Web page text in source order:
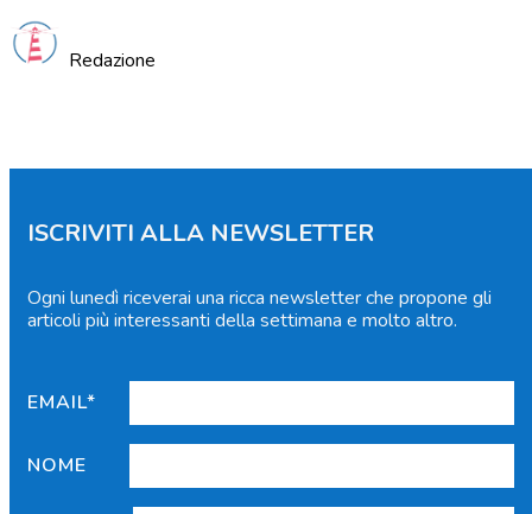
Redazione
ISCRIVITI ALLA NEWSLETTER
Ogni lunedì riceverai una ricca newsletter che propone gli
articoli più interessanti della settimana e molto altro.
EMAIL*
NOME